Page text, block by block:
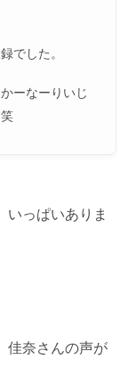
でした。
ーなーりいじ
いっぱいありま
佳奈さんの声が